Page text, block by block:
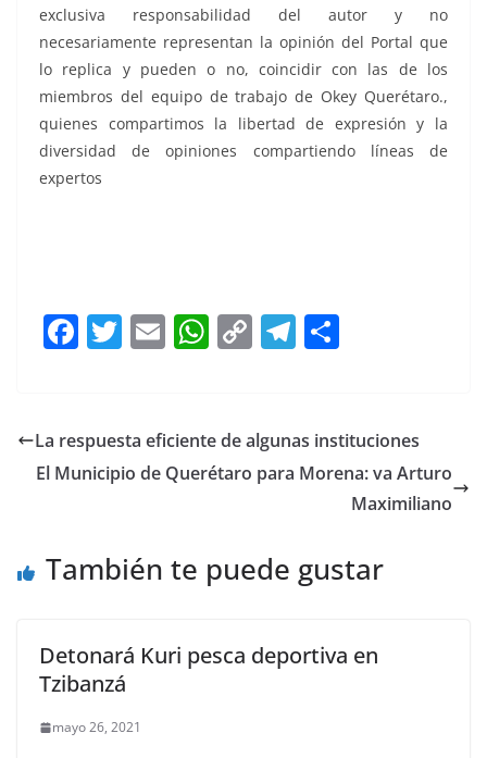
exclusiva responsabilidad del autor y no
necesariamente representan la opinión del Portal que
lo replica y pueden o no, coincidir con las de los
miembros del equipo de trabajo de Okey Querétaro.,
quienes compartimos la libertad de expresión y la
diversidad de opiniones compartiendo líneas de
expertos
F
e
b
k
T
er
E
l
W
s
A
C
y
Li
T
gr
a
e
La respuesta eficiente de algunas instituciones
El Municipio de Querétaro para Morena: va Arturo
Maximiliano
También te puede gustar
Detonará Kuri pesca deportiva en
Tzibanzá
mayo 26, 2021